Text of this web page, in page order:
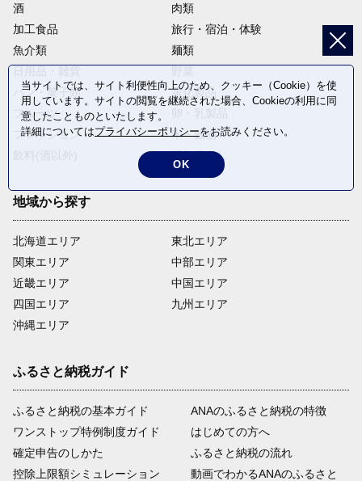
酒
肉類
加工食品
旅行・宿泊・体験
魚介類
麺類
パン・菓子類
電化製品
フルーツ
ファッション
米・穀物
返礼品なし
地域から探す
北海道エリア
関東エリア
近畿エリア
四国エリア
沖縄エリア
東北エリア
中部エリア
中国エリア
九州エリア
ふるさと納税ガイド
ふるさと納税の基本ガイド
ワンストップ特例制度ガイド
確定申告のしかた
控除上限額シミュレーション
ANAのふるさと納税の特徴
はじめての方へ
ふるさと納税の流れ
動画でわかるANAのふるさと
当サイトでは、サイト利便性向上のため、クッキー（Cookie）を使
用しています。サイトの閲覧を継続された場合、Cookieの利用に同
意したことものといたします。
詳細についてはプライバシーポリシーをお読みください。
OK